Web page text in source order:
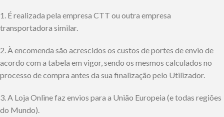
1. É realizada pela empresa CTT ou outra empresa
transportadora similar.
2. À encomenda são acrescidos os custos de portes de envio de
acordo com a tabela em vigor, sendo os mesmos calculados no
processo de compra antes da sua finalização pelo Utilizador.
3. A Loja Online faz envios para a União Europeia (e todas regiões
do Mundo).